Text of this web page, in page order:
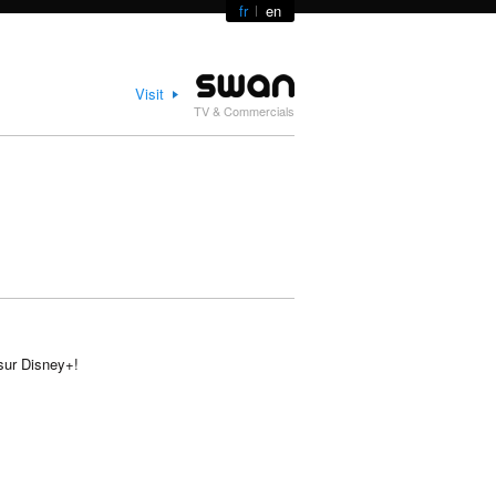
fr en
Visit
TV & Commercials
Disney+!